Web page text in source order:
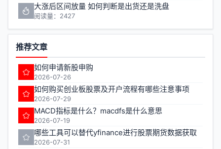
大涨后区间放量 如何判断是出货还是洗盘
阅读量：2427
推荐文章
如何申请新股申购
2026-07-26
如何购买创业板股票及开户流程有哪些注意事项
2026-07-29
MACD指标是什么？macdfs是什么意思
2026-07-19
哪些工具可以替代yfinance进行股票期货数据获取
2026-07-31